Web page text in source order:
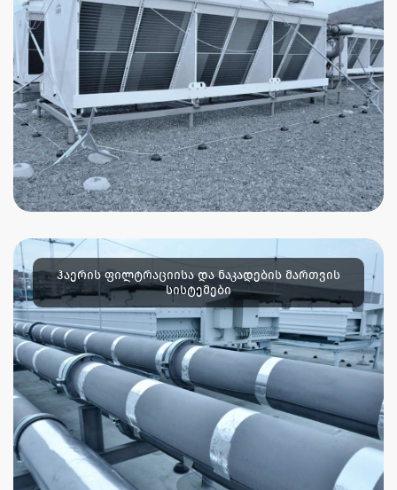
ჰაერის ფილტრაციისა და ნაკადების მართვის
სისტემები